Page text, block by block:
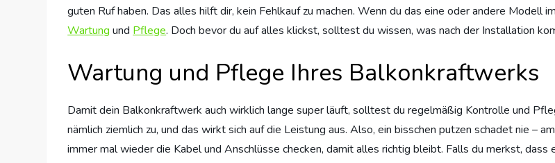
guten Ruf haben. Das alles hilft dir, kein Fehlkauf zu machen. Wenn du das eine oder andere Modell
Wartung und Pflege. Doch bevor du auf alles klickst, solltest du wissen, was nach der Installation
Wartung und Pflege Ihres Balkonkraftwerks
Damit dein Balkonkraftwerk auch wirklich lange super läuft, solltest du regelmäßig Kontrolle und
nämlich ziemlich zu, und das wirkt sich auf die Leistung aus. Also, ein bisschen putzen schadet nie –
immer mal wieder die Kabel und Anschlüsse checken, damit alles richtig bleibt. Falls du merkst,